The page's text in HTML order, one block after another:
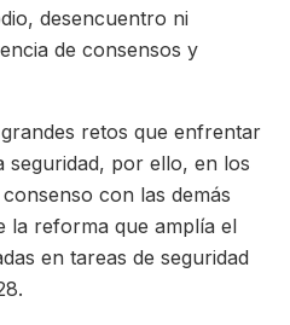
desencuentro ni
de consensos y
retos que enfrentar
por ello, en los
con las demás
la reforma que amplía el
en tareas de seguridad